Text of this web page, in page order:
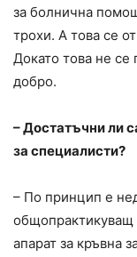
за болнична
трохи. А това се
Докато това не
добро.
– Достатъчни ли
за специалисти?
– По принцип е
общопрактикуващ
апарат за кръвна